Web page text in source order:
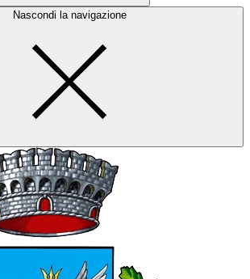
Nascondi la navigazione